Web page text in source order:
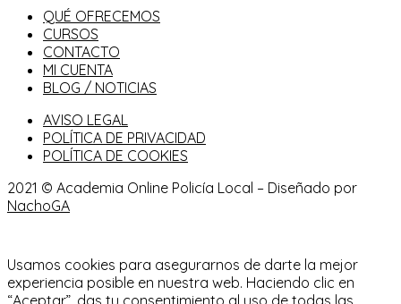
QUÉ OFRECEMOS
CURSOS
CONTACTO
MI CUENTA
BLOG / NOTICIAS
AVISO LEGAL
POLÍTICA DE PRIVACIDAD
POLÍTICA DE COOKIES
2021 © Academia Online Policía Local – Diseñado por
NachoGA
Usamos cookies para asegurarnos de darte la mejor
experiencia posible en nuestra web. Haciendo clic en
“Aceptar”, das tu consentimiento al uso de todas las